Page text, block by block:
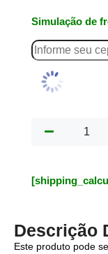
Simulação de
Descrição
Este produto pode